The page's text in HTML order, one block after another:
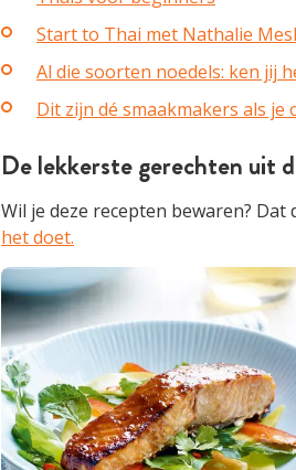
Start to Thai met Nathalie
Al die soorten noedels: ken jij
Dit zijn dé smaakmakers als
De lekkerste gerechten uit
Wil je deze recepten bewaren?
het doet.